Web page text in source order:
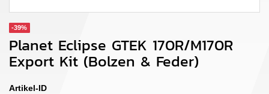
-39%
Planet Eclipse GTEK 170R/M170R
Export Kit (Bolzen & Feder)
Artikel-ID